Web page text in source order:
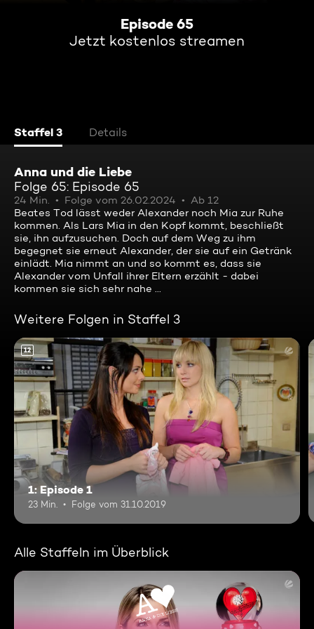
Episode 65
Jetzt kostenlos streamen
Staffel 3 Details
Anna und die Liebe
Folge 65: Episode 65
24 Min. Folge vom 26.02.2024
Ab 12
Beates Tod lässt weder Alexander noch Mia zur Ruhe
kommen. Als Lars Mia in den Kopf kommt, beschließt
sie, ihn aufzusuchen. Doch auf dem Weg zu ihm
begegnet sie erneut Alexander, der sie auf ein Getränk
einlädt. Mia nimmt an und so kommt es, dass sie
Alexander vom Unfall ihrer Eltern erzählt - dabei
kommen sie sich sehr nahe ...
Weitere Folgen in Staffel 3
12
1: Episode 1
23 Min. Folge vom 31.10.2019
Alle Staffeln im Überblick